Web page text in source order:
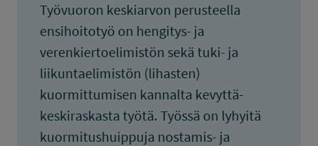
Työvuoron keskiarvon perusteella
ensihoitotyö on hengitys- ja
verenkiertoelimistön sekä tuki- ja
liikuntaelimistön (lihasten)
kuormittumisen kannalta kevyttä-
keskiraskasta työtä. Työssä on lyhyitä
kuormitushuippuja nostamis- ja